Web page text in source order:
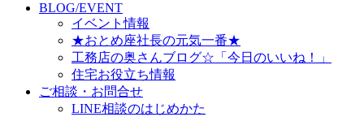
BLOG/EVENT
イベント情報
★おとめ座社長の元気一番★
工務店の奥さんブログ☆「今日のいいね！」
住宅お役立ち情報
ご相談・お問合せ
LINE相談のはじめかた